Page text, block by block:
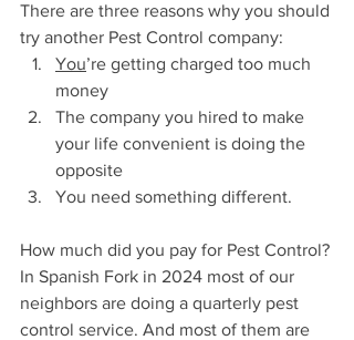
There are three reasons why you should
try another Pest Control company:
You’re getting charged too much
money
The company you hired to make
your life convenient is doing the
opposite
You need something different.
How much did you pay for Pest Control?
In Spanish Fork in 2024 most of our
neighbors are doing a quarterly pest
control service. And most of them are